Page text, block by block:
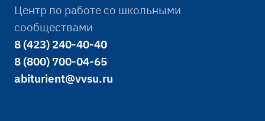
Центр по работе со школьными
сообществами
8 (423) 240-40-40
8 (800) 700-04-65
abiturient@vvsu.ru